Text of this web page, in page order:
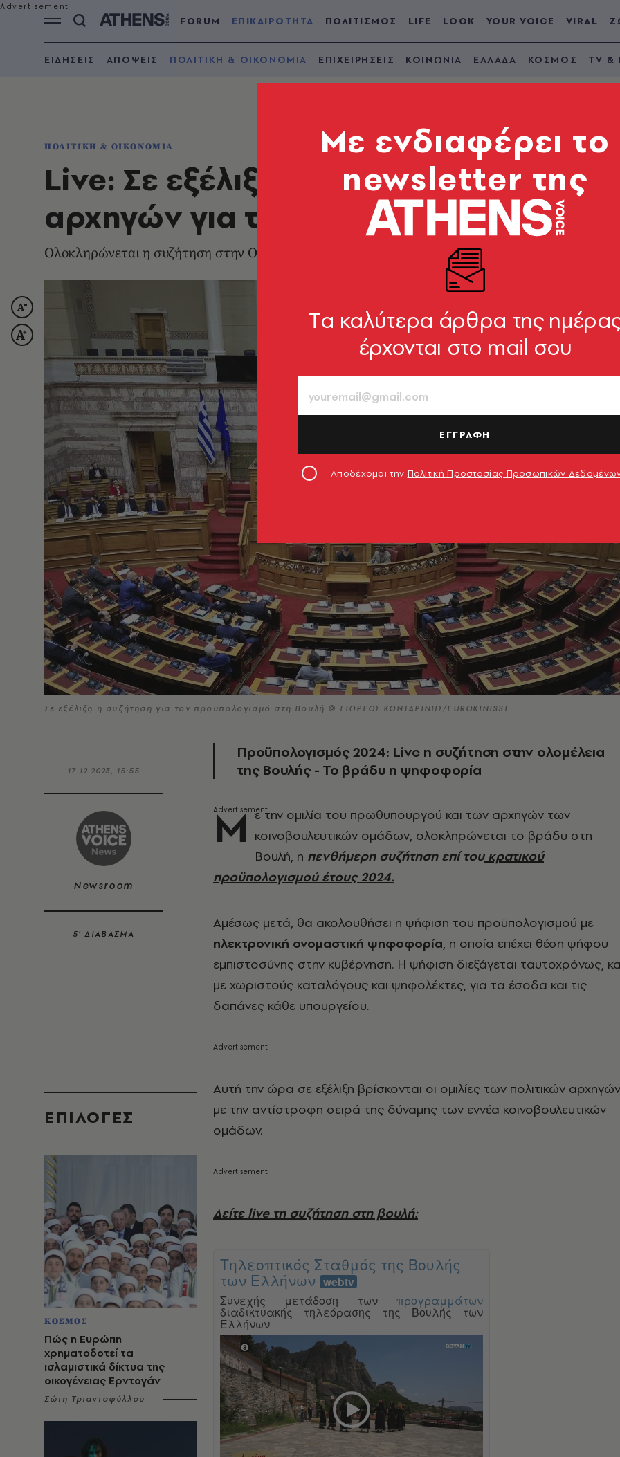
FORUM ΕΠΙΚΑΙΡΟΤΗΤΑ ΠΟΛΙΤΙΣΜΟΣ LIFE LOOK YOUR VOICE VIRAL
ΕΙΔΗΣΕΙΣ ΑΠΟΨΕΙΣ ΠΟΛΙΤΙΚΗ & ΟΙΚΟΝΟΜΙΑ ΕΠΙΧΕΙΡΗΣΕΙΣ ΚΟΙΝΩΝΙΑ ΕΛΛΑΔΑ ΚΟΣΜΟΣ TV &
ΠΟΛΙΤΙΚΗ & ΟΙΚΟΝΟΜΙΑ
Live: Σε εξέλιξη οι ομιλίες των
αρχηγών για τον προϋπολογισμό
Ολοκληρώνεται η συζήτηση στην Ολομέλεια της Βουλής
Σε εξέλιξη η συζήτηση για τον προϋπολογισμό στη Βουλή © ΓΙΩΡΓΟΣ ΚΟΝΤΑΡΙΝΗΣ/EUROKINISSI
17.12.2023, 15:55
Newsroom
5’ ΔΙΑΒΑΣΜΑ
EΠΙΛΟΓΈΣ
ΚΟΣΜΟΣ
Πώς η Ευρώπη
χρηματοδοτεί τα
ισλαμιστικά δίκτυα της
οικογένειας Ερντογάν
Σώτη Τριανταφύλλου
Προϋπολογισμός 2024: Live η συζήτηση στην ολομέλεια
της Bουλής - Το βράδυ η ψηφοφορία
Μ ε την ομιλία του πρωθυπουργού και των αρχηγών των
κοινοβουλευτικών ομάδων, ολοκληρώνεται το βράδυ στη
Βουλή, η πενθήμερη συζήτηση επί τουκρατικού
προϋπολογισμού έτους 2024.
Αμέσως μετά, θα ακολουθήσει η ψήφιση του προϋπολογισμού με
ηλεκτρονική ονομαστική ψηφοφορία, η οποία επέχει θέση ψήφου
εμπιστοσύνης στην κυβέρνηση. Η ψήφιση διεξάγεται ταυτοχρόνως,
με χωριστούς καταλόγους και ψηφολέκτες, για τα έσοδα και τις
δαπάνες κάθε υπουργείου.
Aυτή την ώρα σε εξέλιξη βρίσκονται οι ομιλίες των πολιτικών αρχηγών
με την αντίστροφη σειρά της δύναμης των εννέα κοινοβουλευτικών
ομάδων.
Δείτε live τη συζήτηση στη βουλή:
Mε ενδιαφέρει το
newsletter της
Tα καλύτερα άρθρα της
έρχονται στο mail σου
ΕΓΓΡΑΦΗ
Αποδέχομαι την Πολιτική Προστασίας Προσωπικών